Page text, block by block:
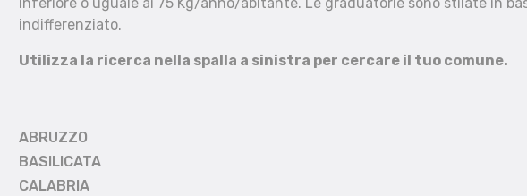
inferiore o uguale ai 75 Kg/anno/abitante. Le graduatorie sono stilate in
indifferenziato.
Utilizza la ricerca nella spalla a sinistra per cercare il tuo comune.
ABRUZZO
BASILICATA
CALABRIA